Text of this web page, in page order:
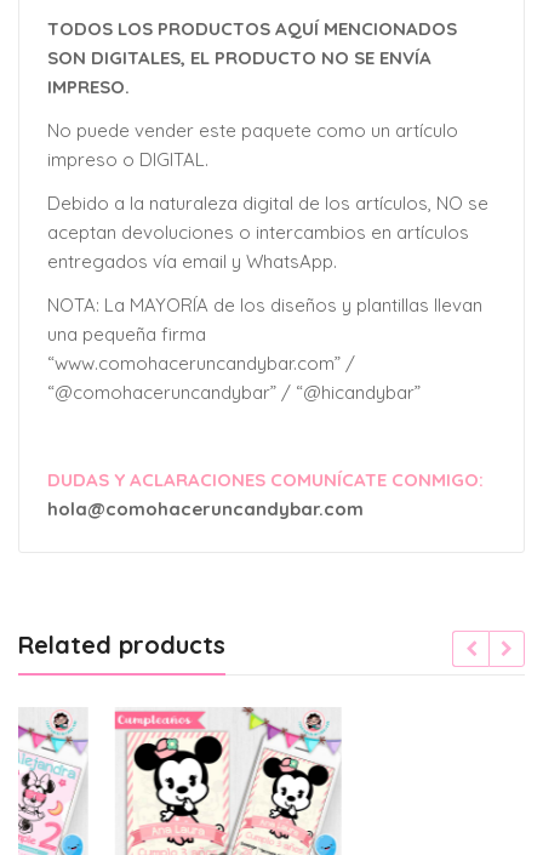
TODOS LOS PRODUCTOS AQUÍ MENCIONADOS
SON DIGITALES, EL PRODUCTO NO SE ENVÍA
IMPRESO.
No puede vender este paquete como un artículo
impreso o DIGITAL.
Debido a la naturaleza digital de los artículos, NO se
aceptan devoluciones o intercambios en artículos
entregados vía email y WhatsApp.
NOTA: La MAYORÍA de los diseños y plantillas llevan
una pequeña firma
“www.comohaceruncandybar.com” /
“@comohaceruncandybar” / “@hicandybar”
DUDAS Y ACLARACIONES COMUNÍCATE CONMIGO:
hola@comohaceruncandybar.com
Related products